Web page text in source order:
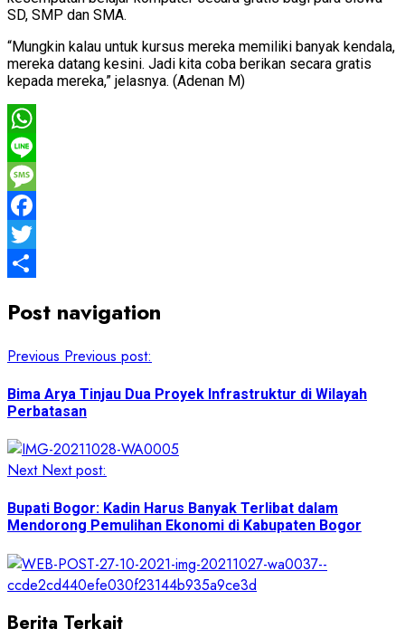
SD, SMP dan SMA.
“Mungkin kalau untuk kursus mereka memiliki banyak kendala,
mereka datang kesini. Jadi kita coba berikan secara gratis
kepada mereka,” jelasnya. (Adenan M)
WhatsApp
Line
Message
Facebook
Twitter
Post navigation
Previous Previous post:
Bima Arya Tinjau Dua Proyek Infrastruktur di Wilayah
Perbatasan
Next Next post:
Bupati Bogor: Kadin Harus Banyak Terlibat dalam
Mendorong Pemulihan Ekonomi di Kabupaten Bogor
Berita Terkait